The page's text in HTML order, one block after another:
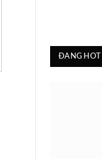
ĐANG HOT